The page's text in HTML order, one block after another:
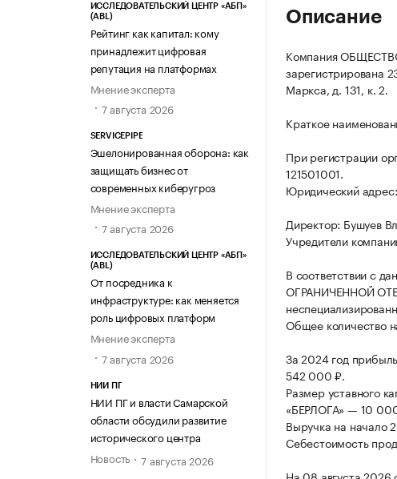
ИССЛЕДОВАТЕЛЬСКИЙ ЦЕНТР «АБП»
(ABL)
Рейтинг как капитал: кому
принадлежит цифровая
репутация на платформах
Мнение эксперта
7 августа 2026
SERVICEPIPE
Эшелонированная оборона: как
защищать бизнес от
современных киберугроз
Мнение эксперта
7 августа 2026
ИССЛЕДОВАТЕЛЬСКИЙ ЦЕНТР «АБП»
(ABL)
От посредника к
инфраструктуре: как меняется
роль цифровых платформ
Мнение эксперта
7 августа 2026
НИИ ПГ
НИИ ПГ и власти Самарской
области обсудили развитие
исторического центра
Новость
7 августа 2026
Описание
Компания
зарегистрирована
Маркса, д. 131, к. 2.
Краткое
При регистрации
121501001.
Юридический
Директор: Бушуев
Учредители
В соответствии с
ОГРАНИЧЕННОЙ
Общее количество
За 2024 год
542 000 ₽.
Размер
«БЕРЛОГА» — 10
Выручка на начало
Себестоимость